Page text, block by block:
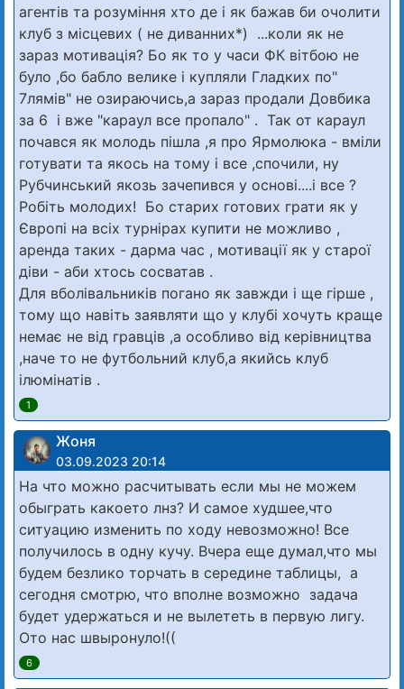
агентів та розуміння хто де і як бажав би очолити
клуб з місцевих ( не диванних*) ...коли як не
зараз мотивація? Бо як то у часи ФК вітбою не
було ,бо бабло велике і купляли Гладких по"
7лямів" не озираючись,а зараз продали Довбика
за 6 і вже "караул все пропало" . Так от караул
почався як молодь пішла ,я про Ярмолюка - вміли
готувати та якось на тому і все ,спочили, ну
Рубчинський якозь зачепився у основі....і все ?
Робіть молодих! Бо старих готових грати як у
Європі на всіх турнірах купити не можливо ,
аренда таких - дарма час , мотивації як у старої
діви - аби хтось сосватав .
Для вболівальників погано як завжди і ще гірше ,
тому що навіть заявляти що у клубі хочуть краще
немає не від гравців ,а особливо від керівництва
,наче то не футбольний клуб,а якийсь клуб
ілюмінатів .
1
Жоня
03.09.2023 20:14
На что можно расчитывать если мы не можем
обыграть какоето лнз? И самое худшее,что
ситуацию изменить по ходу невозможно! Все
получилось в одну кучу. Вчера еще думал,что мы
будем безлико торчать в середине таблицы, а
сегодня смотрю, что вполне возможно задача
будет удержаться и не вылететь в первую лигу.
Ото нас швыронуло!((
6